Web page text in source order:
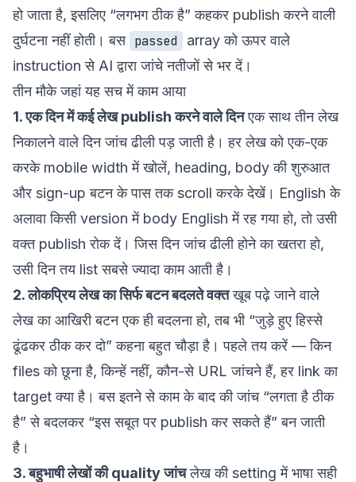
हो जाता है, इसलिए “लगभग ठीक है” कहकर publish करने वाली
दुर्घटना नहीं होती। बस passed
array को ऊपर वाले
instruction से AI द्वारा जांचे नतीजों से भर दें।
तीन मौके जहां यह सच में काम आया
1. एक दिन में कई लेख publish करने वाले दिनएक साथ तीन लेख
निकालने वाले दिन जांच ढीली पड़ जाती है। हर लेख को एक-एक
करके mobile width में खोलें, heading, body की शुरुआत
और sign-up बटन के पास तक scroll करके देखें। English के
अलावा किसी version में body English में रह गया हो, तो उसी
वक्त publish रोक दें। जिस दिन जांच ढीली होने का खतरा हो,
उसी दिन तय list सबसे ज्यादा काम आती है।
2. लोकप्रिय लेख का सिर्फ बटन बदलते वक्तखूब पढ़े जाने वाले
लेख का आखिरी बटन एक ही बदलना हो, तब भी “जुड़े हुए हिस्से
ढूंढकर ठीक कर दो” कहना बहुत चौड़ा है। पहले तय करें — किन
files को छूना है, किन्हें नहीं, कौन-से URL जांचने हैं, हर link का
target क्या है। बस इतने से काम के बाद की जांच “लगता है ठीक
है” से बदलकर “इस सबूत पर publish कर सकते हैं” बन जाती
है।
3. बहुभाषी लेखों की quality जांचलेख की setting में भाषा सही